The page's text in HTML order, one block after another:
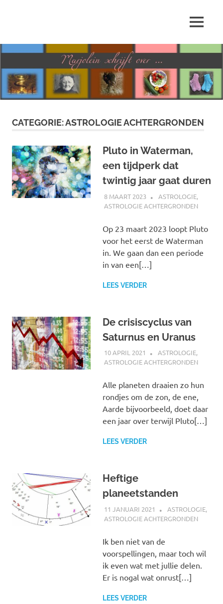
inhoud
schrijft
over
…
MENU
CATEGORIE:ASTROLOGIE ACHTERGRONDEN
Pluto in Waterman,
een tijdperk dat
twintig jaar gaat duren
8 MAART 2023 MARJOLEIN
ASTROLOGIE,
ASTROLOGIE ACHTERGRONDEN
Op 23 maart 2023 loopt Pluto
voor het eerst de Waterman
in. We gaan dan een periode
in van een[…]
LEES VERDER
De crisiscyclus van
Saturnus en Uranus
10 APRIL 2021 MARJOLEIN
ASTROLOGIE,
ASTROLOGIE ACHTERGRONDEN
Alle planeten draaien zo hun
rondjes om de zon, de ene,
Aarde bijvoorbeeld, doet daar
een jaar over terwijl Pluto[…]
LEES VERDER
Heftige
planeetstanden
11 JANUARI 2021 MARJOLEIN
ASTROLOGIE,
ASTROLOGIE ACHTERGRONDEN
Ik ben niet van de
voorspellingen, maar toch wil
ik even wat met jullie delen.
Er is nogal wat onrust[…]
LEES VERDER